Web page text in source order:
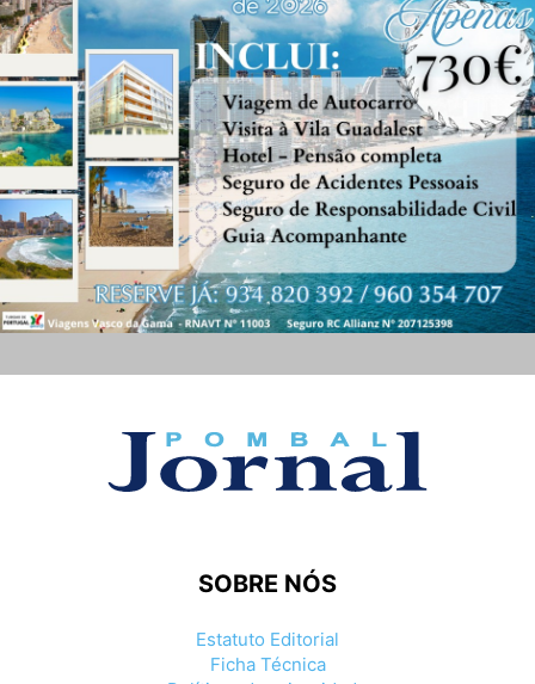
SOBRE NÓS
Estatuto Editorial
Ficha Técnica